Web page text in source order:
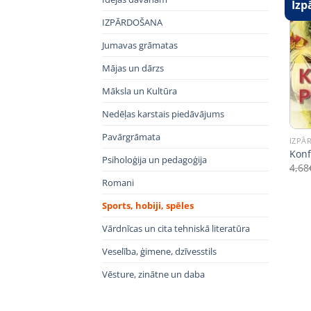
IZPĀRDOŠANA
Jumavas grāmatas
Mājas un dārzs
Māksla un Kultūra
Nedēļas karstais piedāvājums
Pavārgrāmata
Psiholoģija un pedagoģija
Romani
Sports, hobiji, spēles
Vārdnīcas un cita tehniskā literatūra
Veselība, ģimene, dzīvesstils
Vēsture, zinātne un daba
4,68